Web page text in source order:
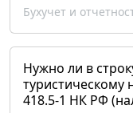
Бухучет и
Нужно ли в
туристическому
418.5-1 НК РФ